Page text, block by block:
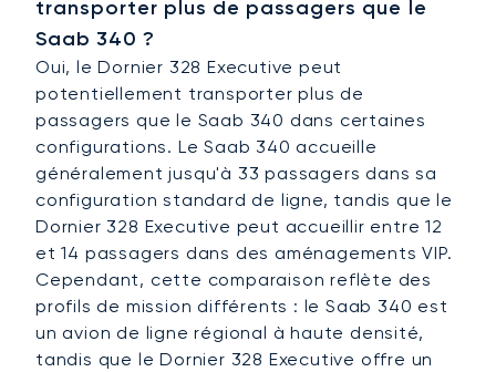
transporter plus de passagers que le
Saab 340 ?
Oui, le Dornier 328 Executive peut
potentiellement transporter plus de
passagers que le Saab 340 dans certaines
configurations. Le Saab 340 accueille
généralement jusqu'à 33 passagers dans sa
configuration standard de ligne, tandis que le
Dornier 328 Executive peut accueillir entre 12
et 14 passagers dans des aménagements VIP.
Cependant, cette comparaison reflète des
profils de mission différents : le Saab 340 est
un avion de ligne régional à haute densité,
tandis que le Dornier 328 Executive offre un